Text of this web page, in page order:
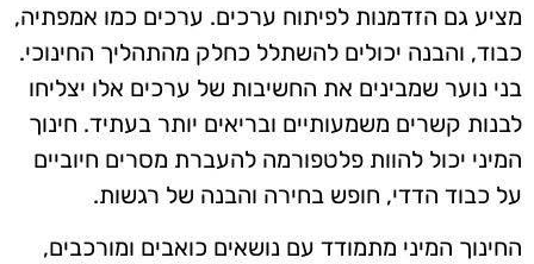
מציע גם הזדמנות לפיתוח ערכים. ערכים כמו אמפתיה,
כבוד, והבנה יכולים להשתלל כחלק מהתהליך החינוכי.
בני נוער שמבינים את החשיבות של ערכים אלו יצליחו
לבנות קשרים משמעותיים ובריאים יותר בעתיד. חינוך
המיני יכול להוות פלטפורמה להעברת מסרים חיוביים
על כבוד הדדי, חופש בחירה והבנה של רגשות.
החינוך המיני מתמודד עם נושאים כואבים ומורכבים,